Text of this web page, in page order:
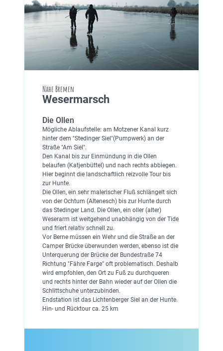
Nähe Bremen
Wesermarsch
Die Ollen
Mögliche Ablaufstelle: am Motzener Kanal kurz
hinter dem "Stedinger Siel"(Pumpwerk) an der
Straße "Am Siel".
Den Kanal bis zur Einmündung in die Ollen
belaufen (Katjenbüttel) und nach rechts abbiegen.
Hier beginnt die landschaftlich reizvolle Tour bis
zur Hunte.
Die Ollen, ein sehr malerischer Fluß schlängelt sich
von der Ochtum (Altenesch) bis zur Hunte durch
das Stedinger Land. Die Ollen, ein oller (alter)
Weserarm ist weitgehend unabhängig von der Tide
und friert relativ schnell zu.
Vor Berne müssen ein Wehr und die Straße an der
Camper Brücke überwunden werden, ebenso ist die
Unterquerung der Brücke der Bundestraße 74
Richtung "Fähre Farge" oft problematisch. Deshalb
wird empfohlen, den Ort zu Fuß zu durchqueren
und rechts hinter der Bahn wieder auf der Ollen die
Schlittschuhe unterzubinden.
Endstation ist das Lichtenberger Siel an der Hunte.
Hin- und Rücktour ca. 25 km